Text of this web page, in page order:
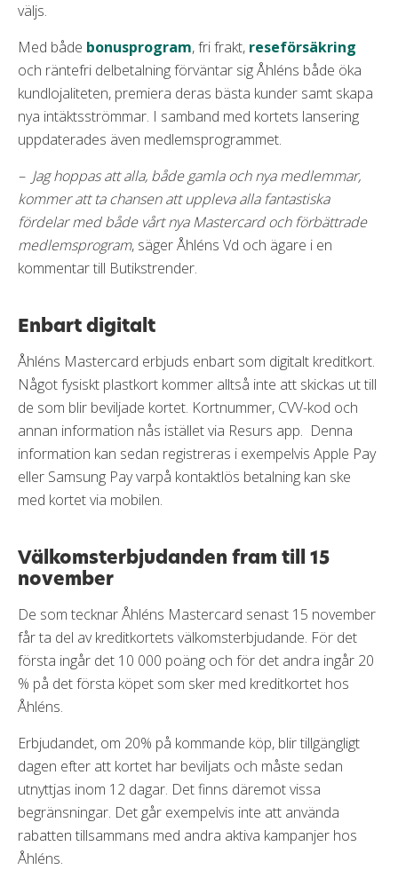
väljs.
Med både bonusprogram, fri frakt, reseförsäkring
och räntefri delbetalning förväntar sig Åhléns både öka
kundlojaliteten, premiera deras bästa kunder samt skapa
nya intäktsströmmar. I samband med kortets lansering
uppdaterades även medlemsprogrammet.
– Jag hoppas att alla, både gamla och nya medlemmar,
kommer att ta chansen att uppleva alla fantastiska
fördelar med både vårt nya Mastercard och förbättrade
medlemsprogram, säger Åhléns Vd och ägare i en
kommentar till Butikstrender.
Enbart digitalt
Åhléns Mastercard erbjuds enbart som digitalt kreditkort.
Något fysiskt plastkort kommer alltså inte att skickas ut till
de som blir beviljade kortet. Kortnummer, CVV-kod och
annan information nås istället via Resurs app. Denna
information kan sedan registreras i exempelvis Apple Pay
eller Samsung Pay varpå kontaktlös betalning kan ske
med kortet via mobilen.
Välkomsterbjudanden fram till 15
november
De som tecknar Åhléns Mastercard senast 15 november
får ta del av kreditkortets välkomsterbjudande. För det
första ingår det 10 000 poäng och för det andra ingår 20
% på det första köpet som sker med kreditkortet hos
Åhléns.
Erbjudandet, om 20% på kommande köp, blir tillgängligt
dagen efter att kortet har beviljats och måste sedan
utnyttjas inom 12 dagar. Det finns däremot vissa
begränsningar. Det går exempelvis inte att använda
rabatten tillsammans med andra aktiva kampanjer hos
Åhléns.